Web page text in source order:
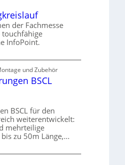
der Fachmesse
InfoPoint.
und Zubehör
BSCL
BSCL für den
weiterentwickelt:
mehrteilige
zu 50m Länge,…